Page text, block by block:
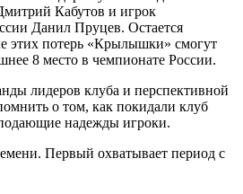
Кабутов и игрок
Данил Пруцев. Остается
этих потерь «Крылышки» смогут
8 место в чемпионате России.
лидеров клуба и перспективной
о том, как покидали клуб
надежды игроки.
Первый охватывает период с